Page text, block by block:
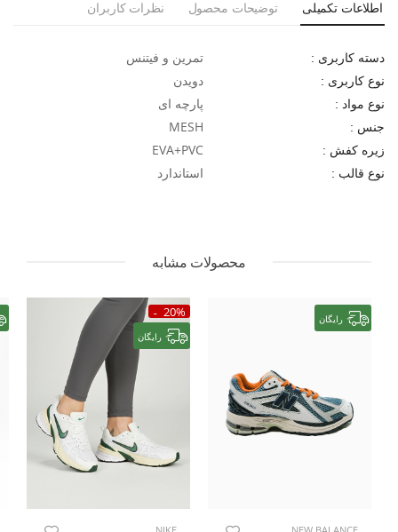
اطلاعات تکمیلی توضیحات محصول نظرات کاربران
دسته کاربری : تمرین و فیتنس
نوع کاربری : دویدن
نوع مواد : پارچه ای
جنس : MESH
زیره کفش : EVA+PVC
نوع قالب : استاندارد
محصولات مشابه
رایگان 20%
رایگان